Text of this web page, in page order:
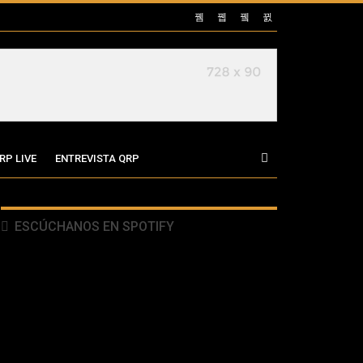
LIVE ENTREVISTA QRP
ESCÚCHANOS EN SPOTIFY